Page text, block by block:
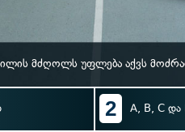
მძღოლს უფლება აქვს
2 A, B, C და